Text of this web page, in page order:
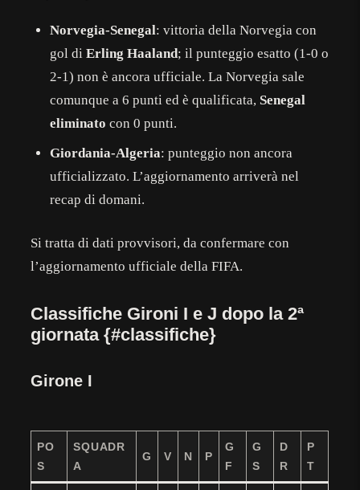
Norvegia-Senegal: vittoria della Norvegia con
gol diErling Haaland; il punteggio esatto (1-0 o
2-1) non è ancora ufficiale. La Norvegia sale
comunque a 6 punti ed è qualificata, Senegal
eliminato con 0 punti.
Giordania-Algeria: punteggio non ancora
ufficializzato. L’aggiornamento arriverà nel
recap di domani.
Si tratta di dati provvisori, da confermare con
l’aggiornamento ufficiale della FIFA.
Classifiche Gironi I e J dopo la 2ª
giornata {#classifiche}
Girone I
PO
S
SQUADR
A
G V N P
G
F
G
S
D
R
P
T